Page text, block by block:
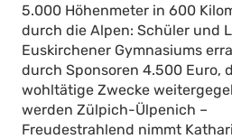
5.000 Höhenmeter in 600
durch die Alpen: Schüler und
Euskirchener Gymnasiums
durch Sponsoren 4.500 Euro,
wohltätige Zwecke
werden Zülpich-Ülpenich –
Freudestrahlend nimmt